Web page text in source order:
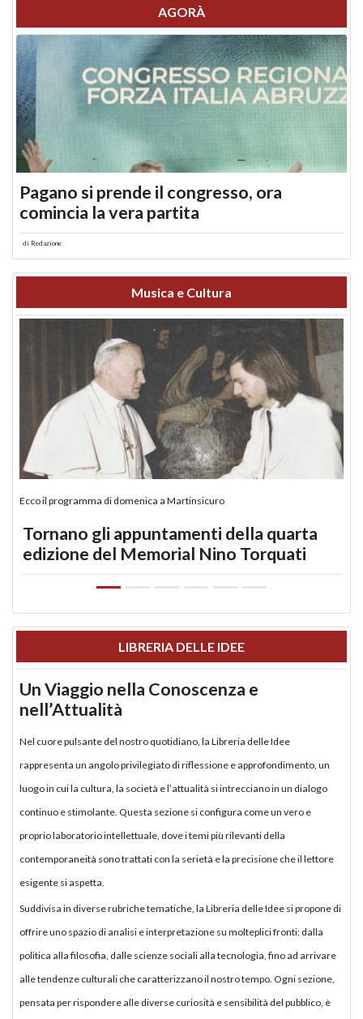
AGORÀ
Pagano si prende il congresso, ora
comincia la vera partita
di Redazione
Musica e Cultura
Ecco il programma di domenica a Martinsicuro
Tornano gli appuntamenti della quarta
edizione del Memorial Nino Torquati
LIBRERIA DELLE IDEE
Un Viaggio nella Conoscenza e
nell’Attualità
Nel cuore pulsante del nostro quotidiano, la Libreria delle Idee
rappresenta un angolo privilegiato di riflessione e approfondimento, un
luogo in cui la cultura, la società e l’attualità si intrecciano in un dialogo
continuo e stimolante. Questa sezione si configura come un vero e
proprio laboratorio intellettuale, dove i temi più rilevanti della
contemporaneità sono trattati con la serietà e la precisione che il lettore
esigente si aspetta.
Suddivisa in diverse rubriche tematiche, la Libreria delle Idee si propone di
offrire uno spazio di analisi e interpretazione su molteplici fronti: dalla
politica alla filosofia, dalle scienze sociali alla tecnologia, fino ad arrivare
alle tendenze culturali che caratterizzano il nostro tempo. Ogni sezione,
pensata per rispondere alle diverse curiosità e sensibilità del pubblico, è